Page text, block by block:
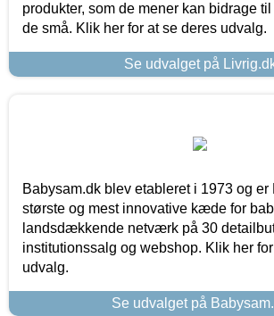
produkter, som de mener kan bidrage
de små. Klik her for at se deres udvalg.
Se udvalget på
Babysam.dk blev etableret i 1973 og er
største og mest innovative kæde for
landsdækkende netværk på 30
institutionssalg og webshop. Klik her
udvalg.
Se udvalget på